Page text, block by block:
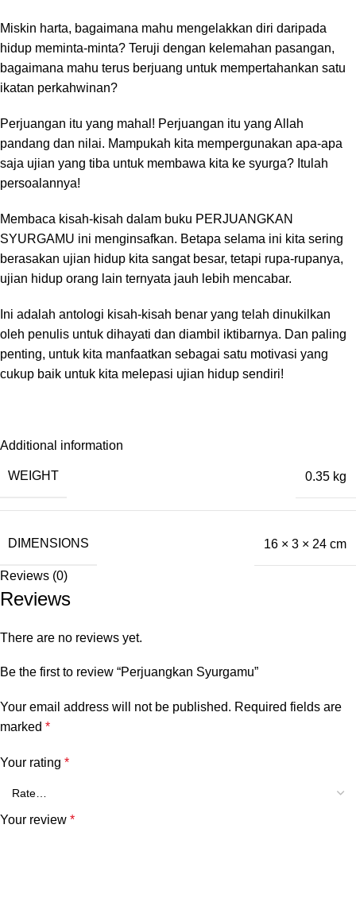
Miskin harta, bagaimana mahu mengelakkan diri daripada
hidup meminta-minta? Teruji dengan kelemahan pasangan,
bagaimana mahu terus berjuang untuk mempertahankan satu
ikatan perkahwinan?
Perjuangan itu yang mahal! Perjuangan itu yang Allah
pandang dan nilai. Mampukah kita mempergunakan apa-apa
saja ujian yang tiba untuk membawa kita ke syurga? Itulah
persoalannya!
Membaca kisah-kisah dalam buku PERJUANGKAN
SYURGAMU ini menginsafkan. Betapa selama ini kita sering
berasakan ujian hidup kita sangat besar, tetapi rupa-rupanya,
ujian hidup orang lain ternyata jauh lebih mencabar.
Ini adalah antologi kisah-kisah benar yang telah dinukilkan
oleh penulis untuk dihayati dan diambil iktibarnya. Dan paling
penting, untuk kita manfaatkan sebagai satu motivasi yang
cukup baik untuk kita melepasi ujian hidup sendiri!
Additional information
WEIGHT 0.35 kg
DIMENSIONS 16 × 3 × 24 cm
Reviews (0)
Reviews
There are no reviews yet.
Be the first to review “Perjuangkan Syurgamu”
Your email address will not be published. Required fields are
marked *
Your rating *
Your review *